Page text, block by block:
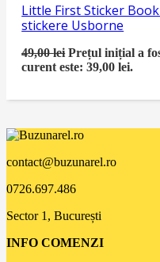
Little First Sticker
stickere Usborne
49,00lei Prețul inițial a
curent este: 39,00 lei.
contact@buzunarel.ro
0726.697.486
Sector 1, București
INFO COMENZI